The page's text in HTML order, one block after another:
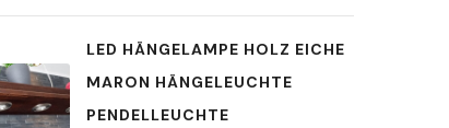
LED HÄNGELAMPE HOLZ EICHE
MARON HÄNGELEUCHTE
PENDELLEUCHTE